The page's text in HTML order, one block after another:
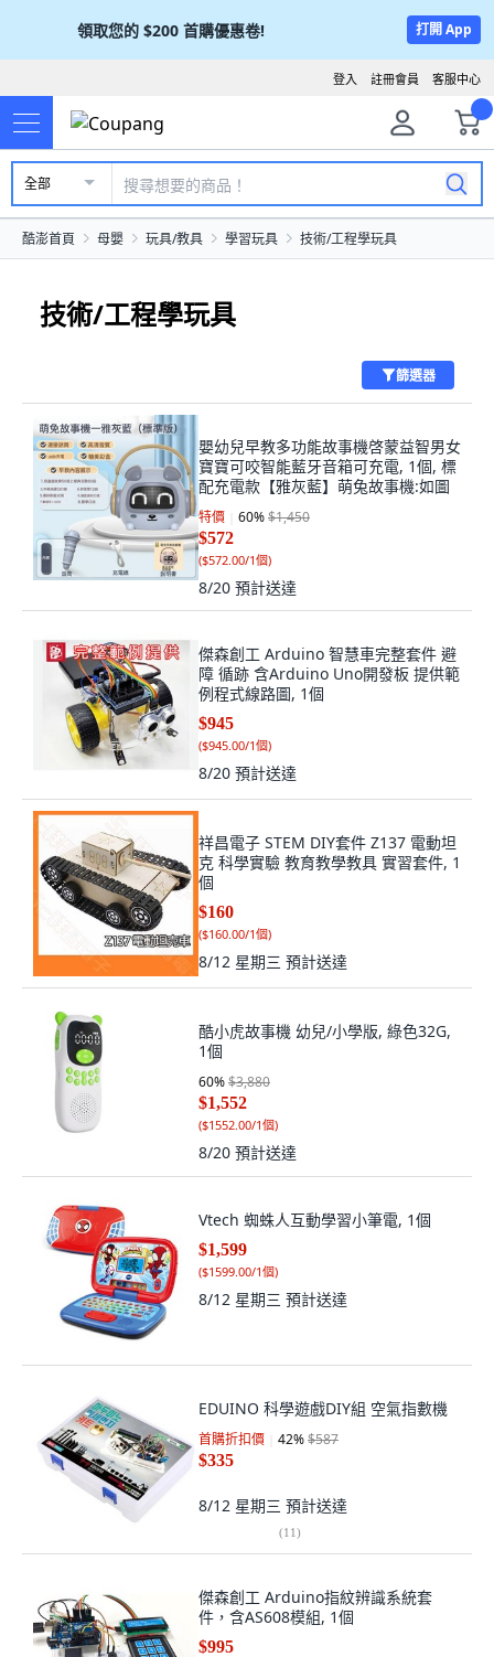
領取您的 $200 首購優惠卷! 打開 App
客服中心
註冊會員
登入
全部
酷澎首頁 母嬰 玩具/教具 學習玩具 技術/工程學玩具
技術/工程學玩具
篩選器
嬰幼兒早教多功能故事機啓蒙益智男女
寶寶可咬智能藍牙音箱可充電, 1個, 標
配充電款【雅灰藍】萌兔故事機:如圖
特價 60%$1,450
$572
($572.00/1個)
8/20 預計送達
傑森創工 Arduino 智慧車完整套件 避
障 循跡 含Arduino Uno開發板 提供範
例程式線路圖, 1個
$945
($945.00/1個)
8/20 預計送達
祥昌電子 STEM DIY套件 Z137 電動坦
克 科學實驗 教育教學教具 實習套件, 1
個
$160
($160.00/1個)
8/12 星期三 預計送達
酷小虎故事機 幼兒/小學版, 綠色32G,
1個
60%$3,880
$1,552
($1552.00/1個)
8/20 預計送達
Vtech 蜘蛛人互動學習小筆電, 1個
$1,599
($1599.00/1個)
8/12 星期三 預計送達
EDUINO 科學遊戲DIY組 空氣指數機
首購折扣價 42%$587
$335
8/12 星期三 預計送達
(11)
傑森創工 Arduino指紋辨識系統套
件，含AS608模組, 1個
$995